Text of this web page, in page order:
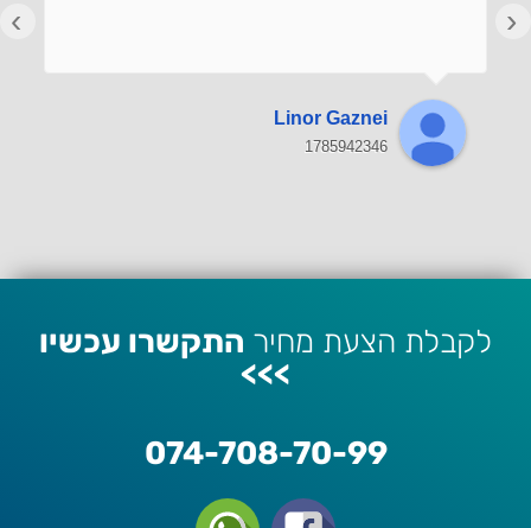
Linor Gaznei
1785942346
‹
›
לקבלת הצעת מחיר התקשרו עכשיו
>>>
074-708-70-99